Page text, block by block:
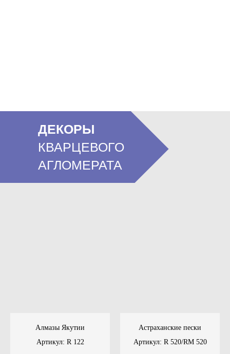
ДЕКОРЫ
КВАРЦЕВОГО
АГЛОМЕРАТА
Алмазы Якутии
Артикул: R 122
Астраханские пески
Артикул: R 520/RM 520